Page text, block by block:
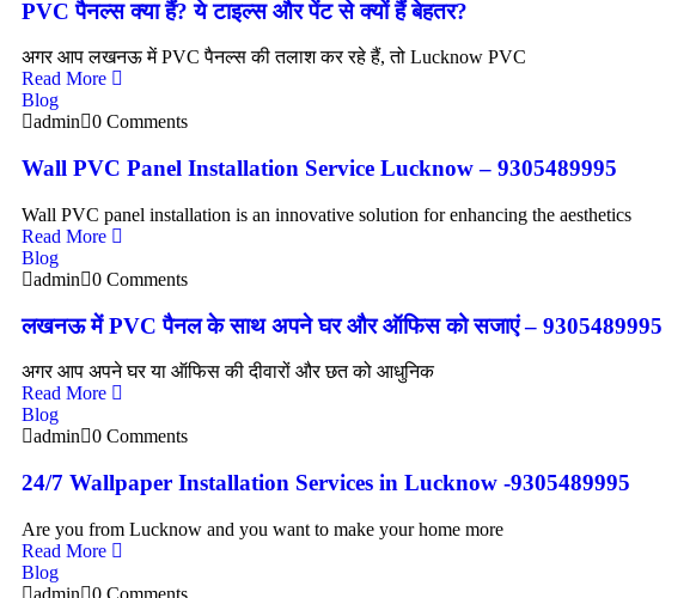
PVC पैनल्स क्या हैं? ये टाइल्स और पेंट से क्यों हैं बेहतर?
अगर आप लखनऊ में PVC पैनल्स की तलाश कर रहे हैं, तो Lucknow PVC
Read More
Blog
admin 0 Comments
Wall PVC Panel Installation Service Lucknow – 9305489995
Wall PVC panel installation is an innovative solution for enhancing the aesthetics
Read More
Blog
admin
0 Comments
लखनऊ में PVC पैनल के साथ अपने घर और ऑफिस को सजाएं – 9305489995
अगर आप अपने घर या ऑफिस की दीवारों और छत को आधुनिक
Read More
Blog
admin
0 Comments
24/7 Wallpaper Installation Services in Lucknow -9305489995
Are you from Lucknow and you want to make your home more
Read More
Blog
admin
0 Comments